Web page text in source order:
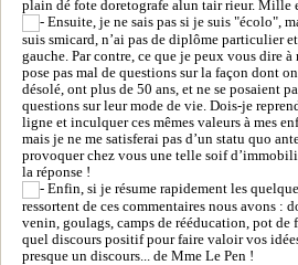
plain dé fote doretografe alun tair rieur. Mille
Ensuite, je ne sais pas si je suis "écolo",
suis smicard, n’ai pas de diplôme particulier
gauche. Par contre, ce que je peux vous dire
pose pas mal de questions sur la façon dont
désolé, ont plus de 50 ans, et ne se posaient
questions sur leur mode de vie. Dois-je
ligne et inculquer ces mêmes valeurs à mes
mais je ne me satisferai pas d’un statu quo
provoquer chez vous une telle soif
la réponse !
Enfin, si je résume rapidement les
ressortent de ces commentaires nous avons :
venin, goulags, camps de rééducation, pot de
quel discours positif pour faire valoir vos
presque un discours... de Mme Le Pen !